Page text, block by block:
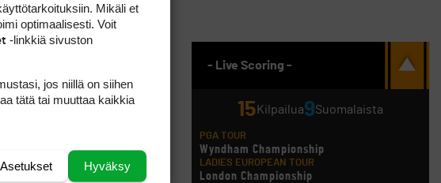
- Live Scoring -
15Kilpailua9Suomalaista
PGA TOUR
Wyndham Championship
LADIES EUROPEAN TOUR
London Championship
Mikäli et
optimaalisesti. Voit
-linkkiä sivuston
jos niillä on siihen
tätä tai muuttaa kaikkia
Hyväksy
Asetukset